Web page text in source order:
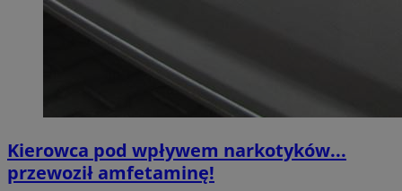
Kierowca pod wpływem narkotyków...
przewoził amfetaminę!